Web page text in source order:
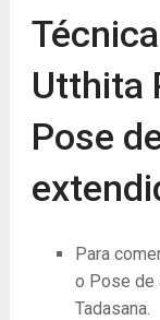
Utthita
Pose
Para
o Pose de
Tadasana.